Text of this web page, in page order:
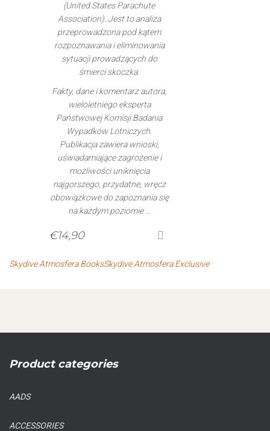
(United States Parachute
Association). Jest to analiza
przeprowadzona pod kątem
rozpoznawania i eliminowania
sytuacji prowadzących do
śmierci skoczka.
Fakty, dane i komentarz autora,
wieloletniego eksperta
Państwowej Komisji Badania
Wypadków Lotniczych.
Publikacja zawiera wnioski,
uświadamiające zagrożenie i
możliwości uniknięcia
najgorszego, przydatne, wręcz
obowiązkowe do zapoznania się
na każdym poziomie …
€14,90
Skydive Atmosfera BooksSkydive Atmosfera Exclusive
Product categories
AADS
ACCESSORIES